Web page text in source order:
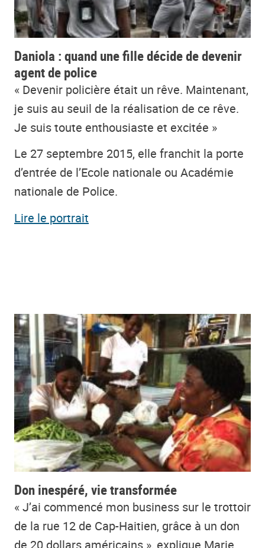
Daniola : quand une fille décide de devenir
agent de police
« Devenir policière était un rêve. Maintenant,
je suis au seuil de la réalisation de ce rêve.
Je suis toute enthousiaste et excitée »
Le 27 septembre 2015, elle franchit la porte
d’entrée de l’Ecole nationale ou Académie
nationale de Police.
Lire le portrait
Don inespéré, vie transformée
« J’ai commencé mon business sur le trottoir
de la rue 12 de Cap-Haitien, grâce à un don
de 20 dollars américains », explique Marie